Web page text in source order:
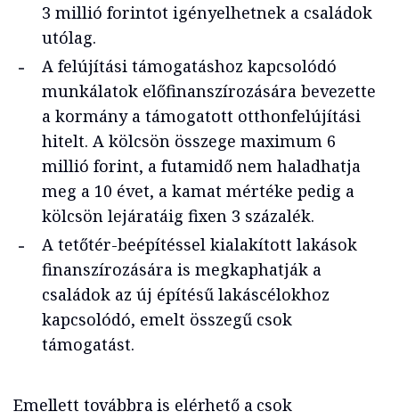
3 millió forintot igényelhetnek a családok
utólag.
A felújítási támogatáshoz kapcsolódó
munkálatok előfinanszírozására bevezette
a kormány a támogatott otthonfelújítási
hitelt. A kölcsön összege maximum 6
millió forint, a futamidő nem haladhatja
meg a 10 évet, a kamat mértéke pedig a
kölcsön lejáratáig fixen 3 százalék.
A tetőtér-beépítéssel kialakított lakások
finanszírozására is megkaphatják a
családok az új építésű lakáscélokhoz
kapcsolódó, emelt összegű csok
támogatást.
Emellett továbbra is elérhető a csok